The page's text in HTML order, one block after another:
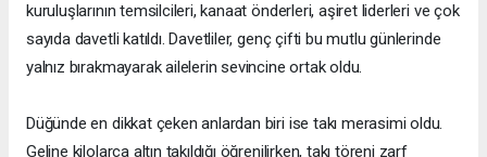
kuruluşlarının temsilcileri, kanaat önderleri, aşiret liderleri ve çok
sayıda davetli katıldı. Davetliler, genç çifti bu mutlu günlerinde
yalnız bırakmayarak ailelerin sevincine ortak oldu.
Düğünde en dikkat çeken anlardan biri ise takı merasimi oldu.
Geline kilolarca altın takıldığı öğrenilirken, takı töreni zarf